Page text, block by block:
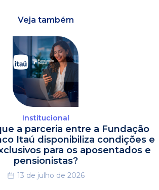
Veja também
Institucional
a parceria entre a Fundação
Itaú disponibiliza condições e
para os aposentados e
pensionistas?
13 de julho de 2026